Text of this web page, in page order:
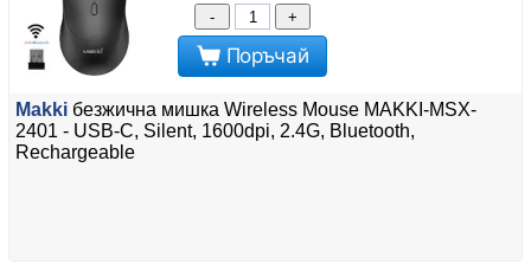
-
+
Поръчай
Makki безжична мишка Wireless Mouse MAKKI-MSX-
2401 - USB-C, Silent, 1600dpi, 2.4G, Bluetooth,
Rechargeable